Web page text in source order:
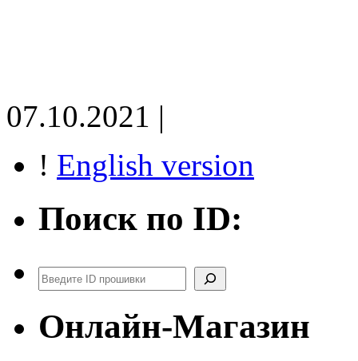
07.10.2021 |
! English version
Поиск по ID:
Поиск
Онлайн-Магазин